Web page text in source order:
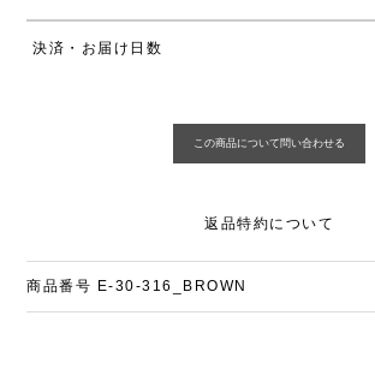
決済・お届け日数
返品特約について
商品番号 E-30-316_BROWN